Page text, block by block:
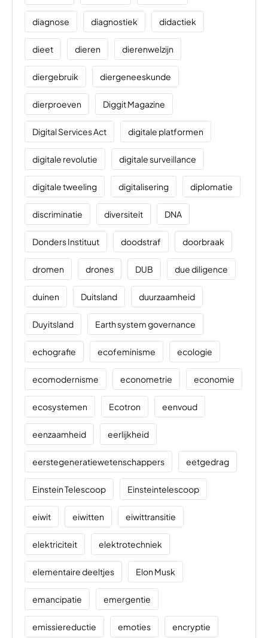
diagnose diagnostiek didactiek
dieet dieren dierenwelzijn
diergebruik diergeneeskunde
dierproeven Diggit Magazine
Digital Services Act digitale platformen
digitale revolutie digitale surveillance
digitale tweeling digitalisering diplomatie
discriminatie diversiteit DNA
Donders Instituut doodstraf doorbraak
dromen drones DUB due diligence
duinen Duitsland duurzaamheid
Duyitsland Earth system governance
echografie ecofeminisme ecologie
ecomodernisme econometrie economie
ecosystemen Ecotron eenvoud
eenzaamheid eerlijkheid
eerstegeneratiewetenschappers eetgedrag
Einstein Telescoop Einsteintelescoop
eiwit eiwitten eiwittransitie
elektriciteit elektrotechniek
elementaire deeltjes Elon Musk
emancipatie emergentie
emissiereductie emoties encryptie